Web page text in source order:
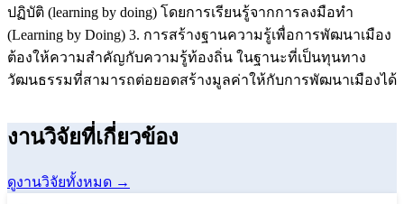
ปฏิบัติ (learning by doing) โดยการเรียนรู้จากการลงมือทำ
(Learning by Doing) 3. การสร้างฐานความรู้เพื่อการพัฒนาเมือง
ต้องให้ความสำคัญกับความรู้ท้องถิ่น ในฐานะที่เป็นทุนทาง
วัฒนธรรมที่สามารถต่อยอดสร้างมูลค่าให้กับการพัฒนาเมืองได้
งานวิจัยที่เกี่ยวข้อง
ดูงานวิจัยทั้งหมด →